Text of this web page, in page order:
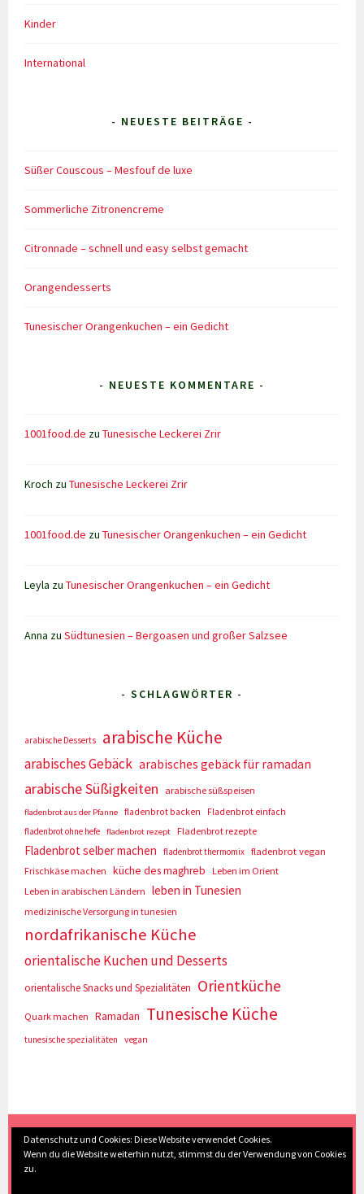
Kinder
International
- NEUESTE BEITRÄGE -
Süßer Couscous – Mesfouf de luxe
Sommerliche Zitronencreme
Citronnade – schnell und easy selbst gemacht
Orangendesserts
Tunesischer Orangenkuchen – ein Gedicht
- NEUESTE KOMMENTARE -
1001food.de zuTunesische Leckerei Zrir
Kroch zuTunesische Leckerei Zrir
1001food.de zuTunesischer Orangenkuchen – ein Gedicht
Leyla zuTunesischer Orangenkuchen – ein Gedicht
Anna zuSüdtunesien – Bergoasen und großer Salzsee
- SCHLAGWÖRTER -
arabische Desserts arabische Küche
arabisches Gebäck arabisches gebäck für ramadan
arabische Süßigkeiten arabische süßspeisen
fladenbrot aus der Pfanne fladenbrot backen
Fladenbrot einfach
fladenbrot ohne hefe
fladenbrot rezept Fladenbrot rezepte
Fladenbrot selber machen fladenbrot thermomix fladenbrot vegan
Frischkäse machen
küche des maghreb
Leben im Orient
Leben in arabischen Ländern
leben in Tunesien
medizinische Versorgung in tunesien
nordafrikanische Küche
orientalische Kuchen und Desserts
orientalische Snacks und Spezialitäten Orientküche
Quark machen Ramadan Tunesische Küche
tunesische spezialitäten vegan
(c) Eva Seyberth|Home|Impressum/Datenschutz
Inhaltsverzeichnis|Kontakt|Nach Oben
Datenschutz und Cookies: Diese Website verwendet Cookies.
Wenn du die Website weiterhin nutzt, stimmst du der Verwendung von Cookies
zu.